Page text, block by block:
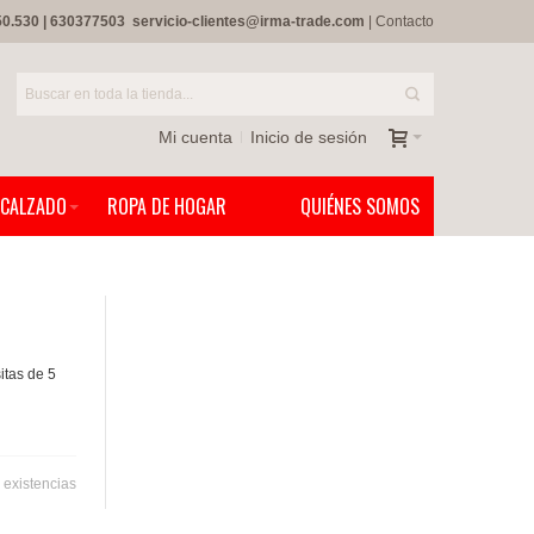
630377503 servicio-clientes@irma-trade.com Contacto
Mi cuenta Inicio de sesión
CALZADO ROPA DE HOGAR QUIÉNES SOMOS
de 5
existencias